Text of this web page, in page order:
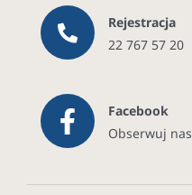
Rejestracja
22 767 57 20
Facebook
Obserwuj nas